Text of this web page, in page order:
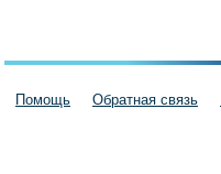
Помощь Обратная связь